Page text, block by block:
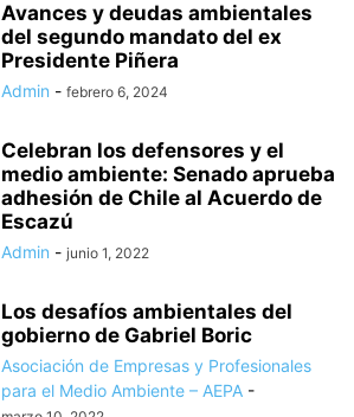
Avances y deudas ambientales
del segundo mandato del ex
Presidente Piñera
Admin - febrero 6, 2024
Celebran los defensores y el
medio ambiente: Senado aprueba
adhesión de Chile al Acuerdo de
Escazú
Admin - junio 1, 2022
Los desafíos ambientales del
gobierno de Gabriel Boric
Asociación de Empresas y Profesionales
para el Medio Ambiente – AEPA -